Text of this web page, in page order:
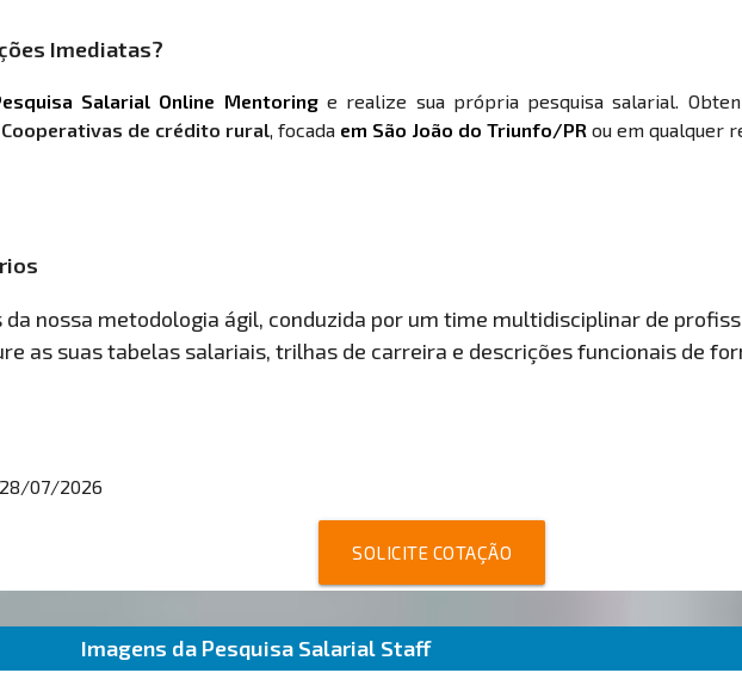
Imediatas?
Salarial Online Mentoringe realize sua própria pesquisa salarial.
Cooperativas de crédito rural, focada em São João do Triunfo/PR ou em qualquer
da nossa metodologia ágil, conduzida por um time multidisciplinar de
as suas tabelas salariais, trilhas de carreira e descrições funcionais de
07/2026
SOLICITE COTAÇÃO
Imagens da Pesquisa Salarial Staff